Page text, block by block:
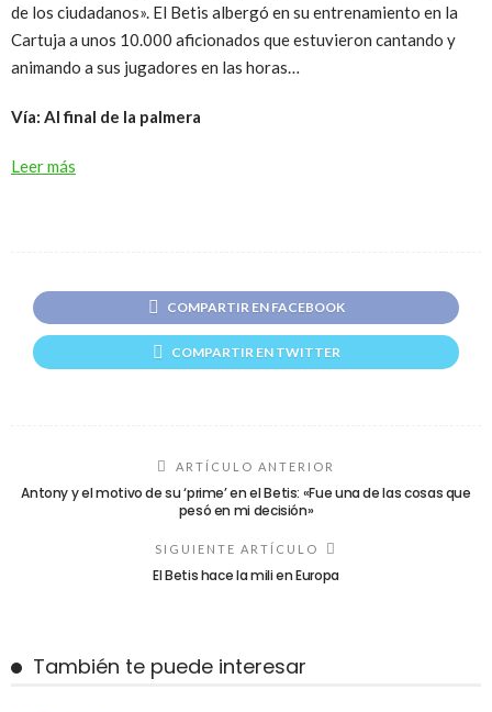
de los ciudadanos». El Betis albergó en su entrenamiento en la
Cartuja a unos 10.000 aficionados que estuvieron cantando y
animando a sus jugadores en las horas…
Vía: Al final de la palmera
Leer más
COMPARTIR EN FACEBOOK
COMPARTIR EN TWITTER
ARTÍCULO ANTERIOR
Antony y el motivo de su ‘prime’ en el Betis: «Fue una de las cosas que
pesó en mi decisión»
SIGUIENTE ARTÍCULO
El Betis hace la mili en Europa
También te puede interesar